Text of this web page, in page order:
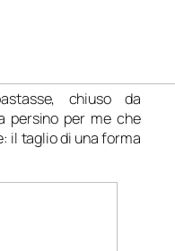
chiuso da
persino per me che
il taglio di una forma